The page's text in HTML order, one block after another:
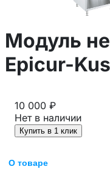
Модуль
Epicur-
10 000 ₽
Нет в наличии
Купить в 1 клик
О товаре